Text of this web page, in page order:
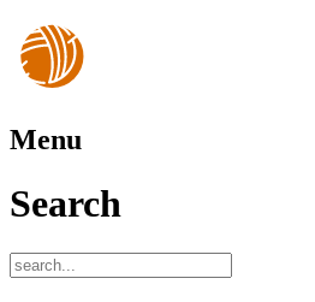
Menu
Search